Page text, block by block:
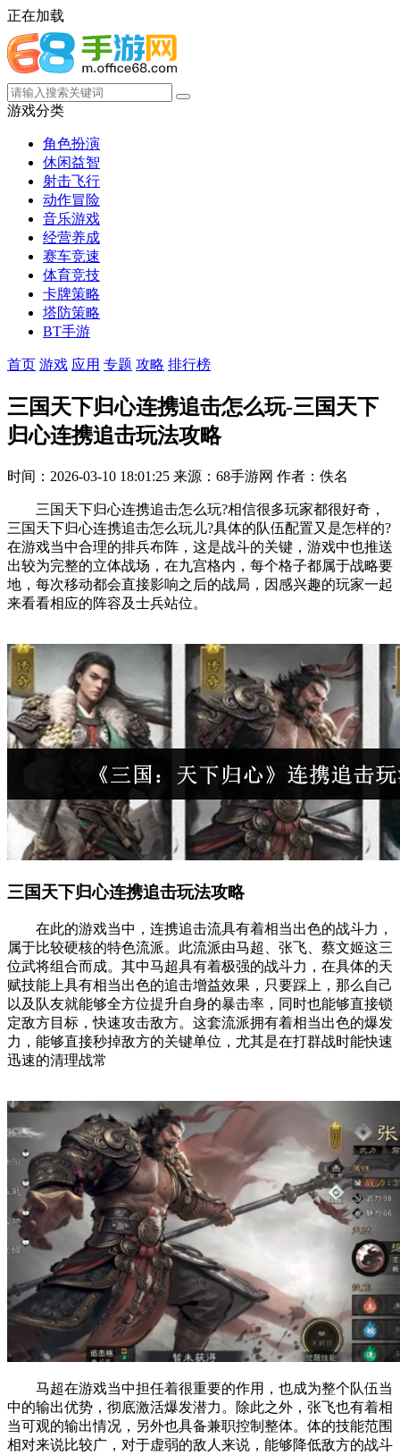
正在加载
游戏分类
角色扮演
休闲益智
射击飞行
动作冒险
音乐游戏
经营养成
赛车竞速
体育竞技
卡牌策略
塔防策略
BT手游
首页 游戏 应用 专题 攻略 排行榜
三国天下归心连携追击怎么玩-三国天下
归心连携追击玩法攻略
时间：2026-03-10 18:01:25 来源：68手游网 作者：佚名
三国天下归心连携追击怎么玩?相信很多玩家都很好奇，
三国天下归心连携追击怎么玩儿?具体的队伍配置又是怎样的?
在游戏当中合理的排兵布阵，这是战斗的关键，游戏中也推送
出较为完整的立体战场，在九宫格内，每个格子都属于战略要
地，每次移动都会直接影响之后的战局，因感兴趣的玩家一起
来看看相应的阵容及士兵站位。
三国天下归心连携追击玩法攻略
在此的游戏当中，连携追击流具有着相当出色的战斗力，
属于比较硬核的特色流派。此流派由马超、张飞、蔡文姬这三
位武将组合而成。其中马超具有着极强的战斗力，在具体的天
赋技能上具有相当出色的追击增益效果，只要踩上，那么自己
以及队友就能够全方位提升自身的暴击率，同时也能够直接锁
定敌方目标，快速攻击敌方。这套流派拥有着相当出色的爆发
力，能够直接秒掉敌方的关键单位，尤其是在打群战时能快速
迅速的清理战常
马超在游戏当中担任着很重要的作用，也成为整个队伍当
中的输出优势，彻底激活爆发潜力。除此之外，张飞也有着相
当可观的输出情况，另外也具备兼职控制整体。体的技能范围
相对来说比较广，对于虚弱的敌人来说，能够降低敌方的战斗